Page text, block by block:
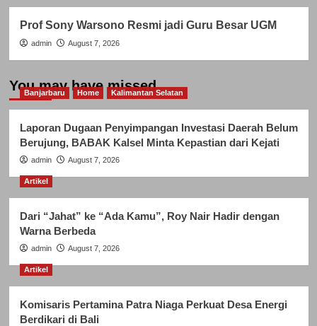
Prof Sony Warsono Resmi jadi Guru Besar UGM
admin August 7, 2026
You may have missed
Banjarbaru Home Kalimantan Selatan
Laporan Dugaan Penyimpangan Investasi Daerah Belum
Berujung, BABAK Kalsel Minta Kepastian dari Kejati
admin August 7, 2026
Artikel
Dari “Jahat” ke “Ada Kamu”, Roy Nair Hadir dengan
Warna Berbeda
admin August 7, 2026
Artikel
Komisaris Pertamina Patra Niaga Perkuat Desa Energi
Berdikari di Bali